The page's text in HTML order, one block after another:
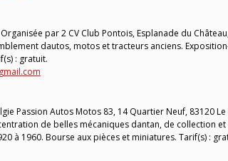
par 2 CV Club Pontois, Esplanade du
dautos, motos et tracteurs anciens.
: gratuit.
Passion Autos Motos 83, 14 Quartier Neuf, 83120 Le
de belles mécaniques dantan, de collection
à 1960. Bourse aux pièces et miniatures. Tarif(s) :